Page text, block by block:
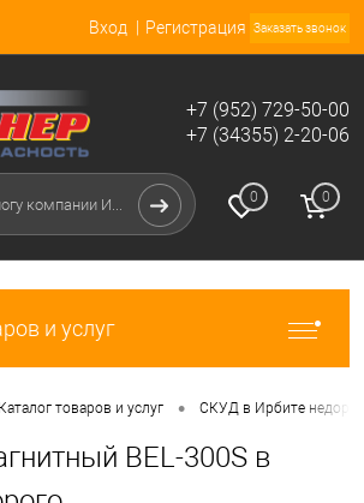
Вход Регистрация Заказать звонок
+7 (952) 729-50-00
+7 (34355) 2-20-06
0 0
и услуг
Каталог товаров и услуг • СКУД в Ирбите
BEL-300S в